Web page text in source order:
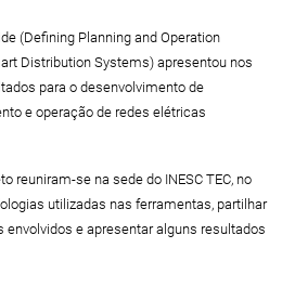
(Defining Planning and Operation
Distribution Systems) apresentou nos
para o desenvolvimento de
e operação de redes elétricas
reuniram-se na sede do INESC TEC, no
utilizadas nas ferramentas, partilhar
e apresentar alguns resultados